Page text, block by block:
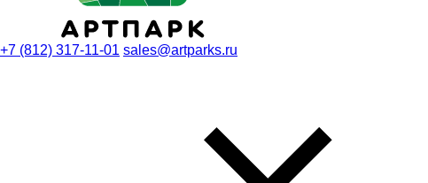
+7 (812) 317-11-01 sales@artparks.ru